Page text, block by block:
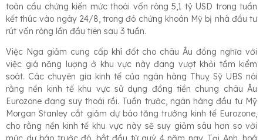
toàn cầu chứng kiến mức thoái vốn ròng 5,1 tỷ USD trong tuần
kết thúc vào ngày 24/8, trong đó chứng khoán Mỹ bị nhà đầu tư
rút vốn ròng lần đầu tiên sau 3 tuần.
Việc Nga giảm cung cấp khí đốt cho châu Âu đồng nghĩa với
việc giá năng lượng ở khu vực này đang vượt khỏi tầm kiểm
soát. Các chuyên gia kinh tế của ngân hàng Thuỵ Sỹ UBS nói
rằng nền kinh tế khu vực sử dụng đồng tiền chung châu Âu
Eurozone đang suy thoái rồi. Tuần trước, ngân hàng đầu tư Mỹ
Morgan Stanley cắt giảm dự báo tăng trưởng kinh tế Eurozone,
cho rằng nền kinh tế khu vực này sẽ suy giảm sâu hơn so với